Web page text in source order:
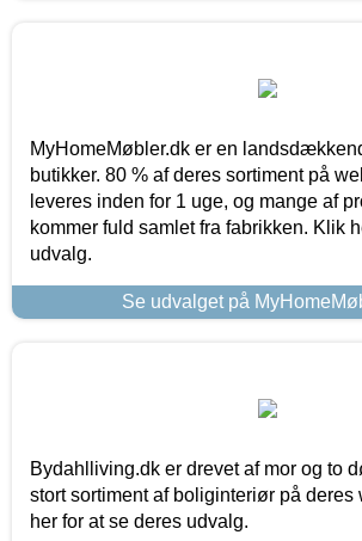
MyHomeMøbler.dk er en
butikker. 80 % af deres sortiment på
leveres inden for 1 uge, og mange af
kommer fuld samlet fra fabrikken. Klik
udvalg.
Se udvalget på
Bydahlliving.dk er drevet af mor og to
stort sortiment af boliginteriør på deres
her for at se deres udvalg.